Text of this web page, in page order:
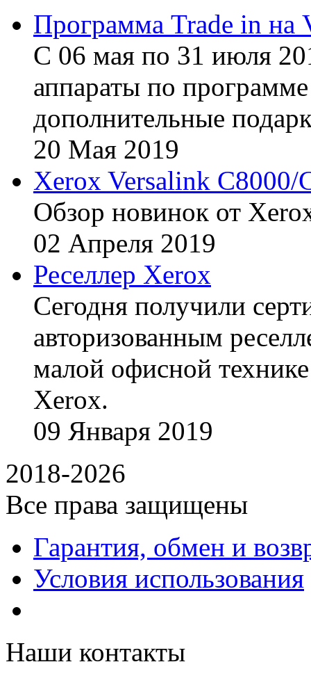
Программа Trade in на
С 06 мая по 31 июля
аппараты по
дополнительные
20 Мая 2019
Xerox Versalink C8000/
Обзор новинок от
02 Апреля 2019
Реселлер Xerox
Сегодня получили
авторизованным
малой офисной
Xerox.
09 Января 2019
2018-2026
Все права защищены
Гарантия, обмен и
Условия использования
Наши контакты